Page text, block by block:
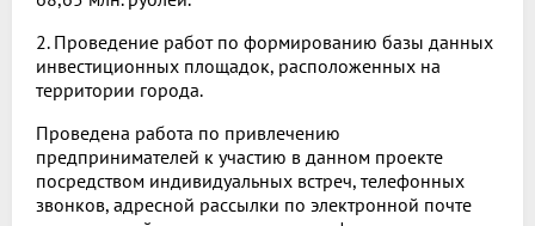
2. Проведение работ по формированию базы данных
инвестиционных площадок, расположенных на
территории города.
Проведена работа по привлечению
предпринимателей к участию в данном проекте
посредством индивидуальных встреч, телефонных
звонков, адресной рассылки по электронной почте